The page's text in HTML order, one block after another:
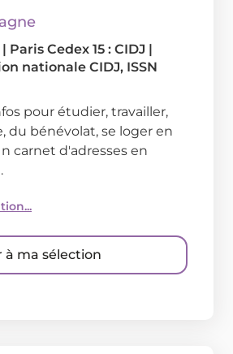
| Paris Cedex 15 : CIDJ |
nationale CIDJ, ISSN
pour étudier, travailler,
du bénévolat, se loger en
carnet d'adresses en
à ma sélection